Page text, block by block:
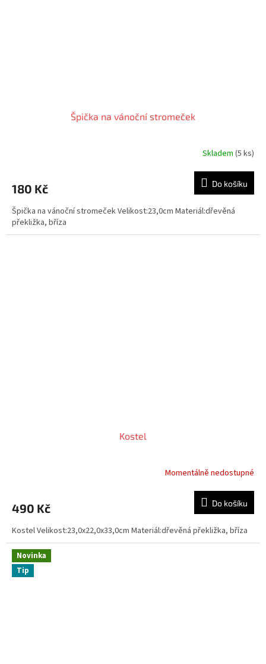
Špička na vánoční stromeček
Skladem (5 ks)
180 Kč Do košíku
Špička na vánoční stromeček Velikost:23,0cm Materiál:dřevěná
překližka, bříza
Kostel
je
z
5
hvězdiček.
Momentálně nedostupné
490 Kč Do košíku
Kostel Velikost:23,0x22,0x33,0cm Materiál:dřevěná překližka, bříza
Novinka
Tip